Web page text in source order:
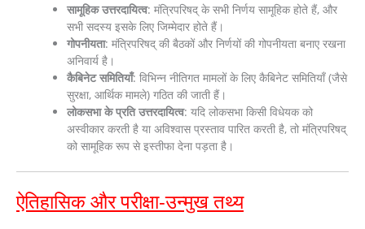
सामूहिक उत्तरदायित्व: मंत्रिपरिषद् के सभी निर्णय सामूहिक होते हैं, और
सभी सदस्य इसके लिए जिम्मेदार होते हैं।
गोपनीयता: मंत्रिपरिषद् की बैठकों और निर्णयों की गोपनीयता बनाए रखना
अनिवार्य है।
कैबिनेट समितियाँ: विभिन्न नीतिगत मामलों के लिए कैबिनेट समितियाँ (जैसे
सुरक्षा, आर्थिक मामले) गठित की जाती हैं।
लोकसभा के प्रति उत्तरदायित्व: यदि लोकसभा किसी विधेयक को
अस्वीकार करती है या अविश्वास प्रस्ताव पारित करती है, तो मंत्रिपरिषद्
को सामूहिक रूप से इस्तीफा देना पड़ता है।
ऐतिहासिक और परीक्षा-उन्मुख तथ्य